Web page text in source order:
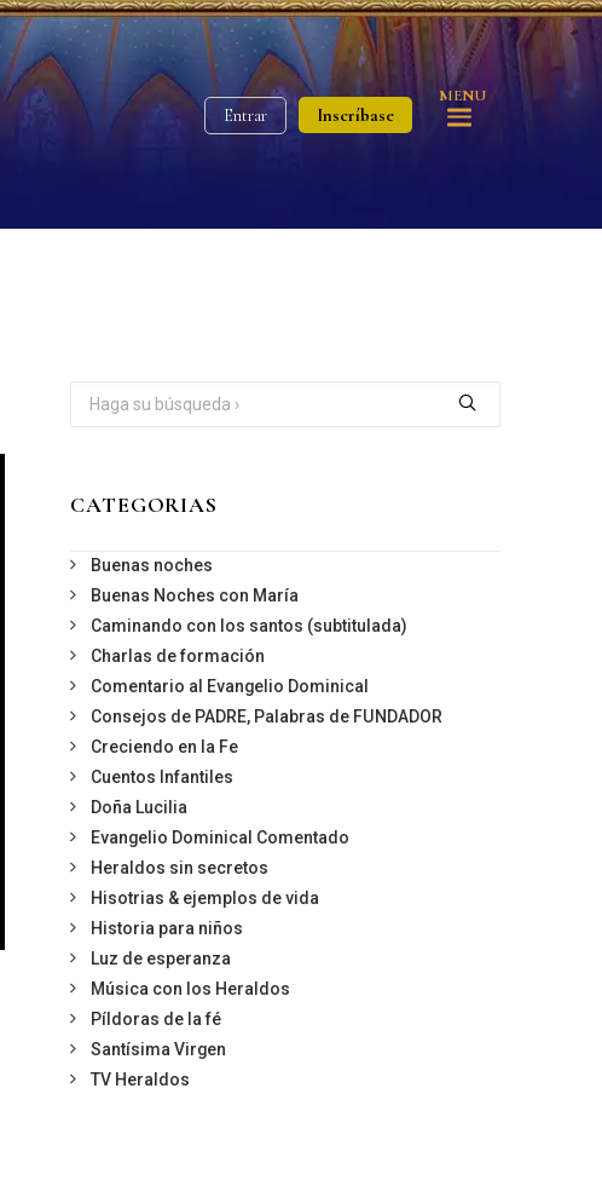
Entrar Inscríbase
MENU
CATEGORIAS
Buenas noches
Buenas Noches con María
Caminando con los santos (subtitulada)
Charlas de formación
Comentario al Evangelio Dominical
Consejos de PADRE, Palabras de FUNDADOR
Creciendo en la Fe
Cuentos Infantiles
Doña Lucilia
Evangelio Dominical Comentado
Heraldos sin secretos
Hisotrias & ejemplos de vida
Historia para niños
Luz de esperanza
Música con los Heraldos
Píldoras de la fé
Santísima Virgen
TV Heraldos